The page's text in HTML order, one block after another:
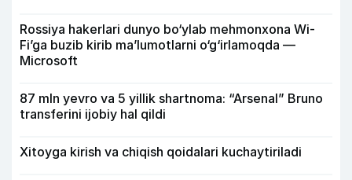
Rossiya hakerlari dunyo bo‘ylab mehmonxona Wi-
Fi’ga buzib kirib ma’lumotlarni o‘g‘irlamoqda —
Microsoft
87 mln yevro va 5 yillik shartnoma: “Arsenal” Bruno
transferini ijobiy hal qildi
Xitoyga kirish va chiqish qoidalari kuchaytiriladi